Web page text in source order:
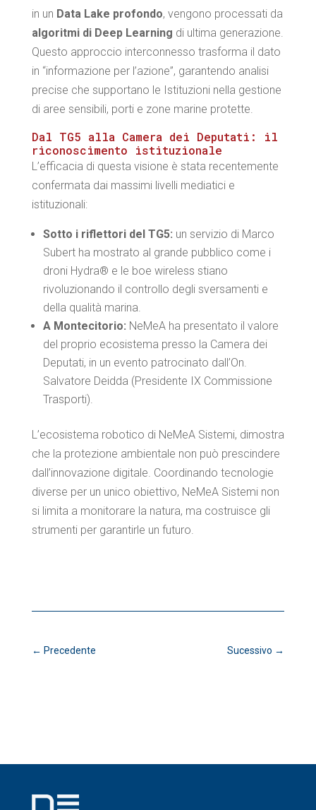
in un Data Lake profondo, vengono processati da
algoritmi di Deep Learning di ultima generazione.
Questo approccio interconnesso trasforma il dato
in “informazione per l’azione”, garantendo analisi
precise che supportano le Istituzioni nella gestione
di aree sensibili, porti e zone marine protette.
Dal TG5 alla Camera dei Deputati: il
riconoscimento istituzionale
L’efficacia di questa visione è stata recentemente
confermata dai massimi livelli mediatici e
istituzionali:
Sotto i riflettori del TG5: un servizio di Marco
Subert ha mostrato al grande pubblico come i
droni Hydra® e le boe wireless stiano
rivoluzionando il controllo degli sversamenti e
della qualità marina.
A Montecitorio: NeMeA ha presentato il valore
del proprio ecosistema presso la Camera dei
Deputati, in un evento patrocinato dall’On.
Salvatore Deidda (Presidente IX Commissione
Trasporti).
L’ecosistema robotico di NeMeA Sistemi, dimostra
che la protezione ambientale non può prescindere
dall’innovazione digitale. Coordinando tecnologie
diverse per un unico obiettivo, NeMeA Sistemi non
si limita a monitorare la natura, ma costruisce gli
strumenti per garantirle un futuro.
← Precedente Sucessivo →